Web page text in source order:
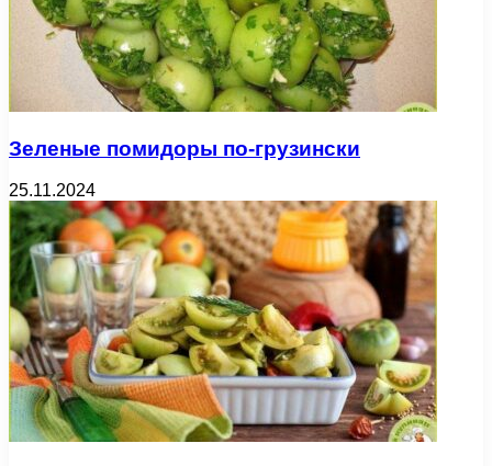
Зеленые помидоры по-грузински
25.11.2024